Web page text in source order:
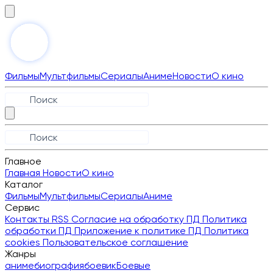
ФильмыМультфильмыСериалыАнимеНовостиО кино
Главное
Главная НовостиО кино
Каталог
ФильмыМультфильмыСериалыАниме
Сервис
Контакты RSS Согласие на обработку ПД Политика
обработки ПД Приложение к политике ПД Политика
cookies Пользовательское соглашение
Жанры
анимебиографиябоевикБоевые